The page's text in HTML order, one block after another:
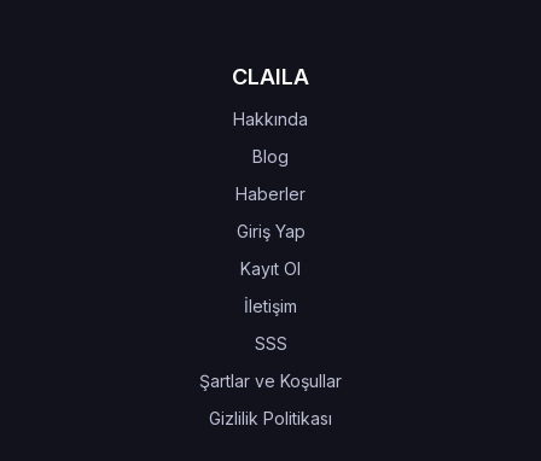
CLAILA
Hakkında
Blog
Haberler
Giriş Yap
Kayıt Ol
İletişim
SSS
Şartlar ve Koşullar
Gizlilik Politikası